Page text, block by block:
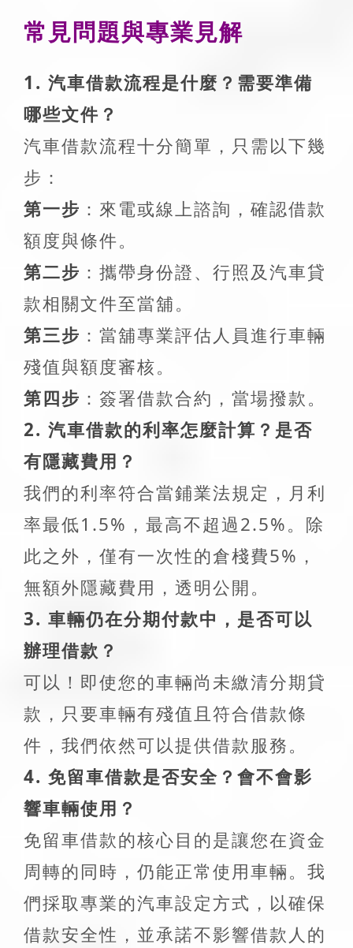
常見問題與專業見解
1. 汽車借款流程是什麼？需要準備
哪些文件？
汽車借款流程十分簡單，只需以下幾
步：
第一步 ：來電或線上諮詢，確認借款
額度與條件。
第二步 ：攜帶身份證、行照及汽車貸
款相關文件至當舖。
第三步 ：當舖專業評估人員進行車輛
殘值與額度審核。
第四步 ：簽署借款合約，當場撥款。
2. 汽車借款的利率怎麼計算？是否
有隱藏費用？
我們的利率符合當鋪業法規定，月利
率最低1.5%，最高不超過2.5%。除
此之外，僅有一次性的倉棧費5%，
無額外隱藏費用，透明公開。
3. 車輛仍在分期付款中，是否可以
辦理借款？
可以！即使您的車輛尚未繳清分期貸
款，只要車輛有殘值且符合借款條
件，我們依然可以提供借款服務。
4. 免留車借款是否安全？會不會影
響車輛使用？
免留車借款的核心目的是讓您在資金
周轉的同時，仍能正常使用車輛。我
們採取專業的汽車設定方式，以確保
借款安全性，並承諾不影響借款人的